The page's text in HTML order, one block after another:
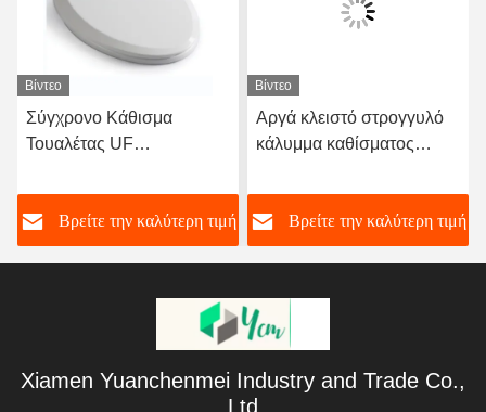
Βίντεο
Σύγχρονο Κάθισμα
Τουαλέτας UF
Μαλακό Κλείσιμο και
Γρήγορη Απελευθέρωση,
Βιώσιμο
Βρείτε την καλύτερη τιμή
Βίντεο
Αργά κλειστό στρογγυλό
κάλυμμα καθίσματος
απελευθέρωση και
χάντζες από ανοξείδωτο
χάλυβα
Βρείτε την καλύτερη τιμή
Xiamen Yuanchenmei Industry and Trade Co.,
Ltd